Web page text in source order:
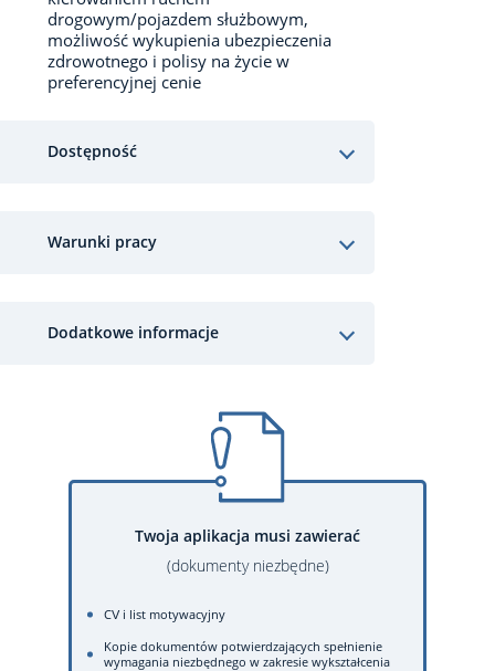
drogowym/pojazdem służbowym,
możliwość wykupienia ubezpieczenia
zdrowotnego i polisy na życie w
preferencyjnej cenie
Dostępność
Warunki pracy
Dodatkowe informacje
Twoja aplikacja musi zawierać
(dokumenty niezbędne)
CV i list motywacyjny
Kopie dokumentów potwierdzających spełnienie
wymagania niezbędnego w zakresie wykształcenia